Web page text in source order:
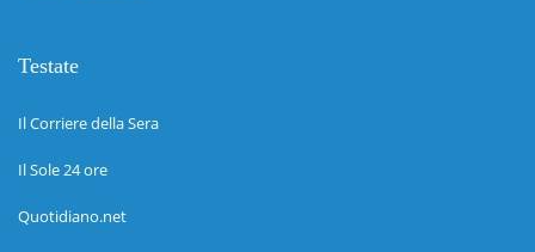
Testate
Il Corriere della Sera
Il Sole 24 ore
Quotidiano.net